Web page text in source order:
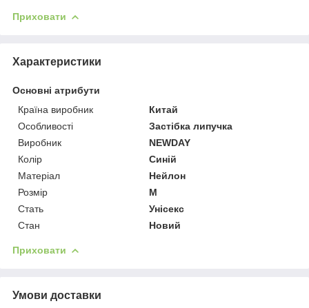
Приховати
Характеристики
Основні атрибути
Країна виробник
Китай
Особливості
Застібка липучка
Виробник
NEWDAY
Колір
Синій
Матеріал
Нейлон
Розмір
M
Стать
Унісекс
Стан
Новий
Приховати
Умови доставки